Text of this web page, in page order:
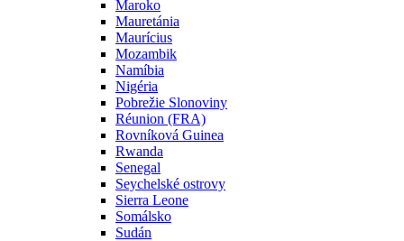
Maroko
Mauretánia
Maurícius
Mozambik
Namíbia
Nigéria
Pobrežie Slonoviny
Réunion (FRA)
Rovníková Guinea
Rwanda
Senegal
Seychelské ostrovy
Sierra Leone
Somálsko
Sudán